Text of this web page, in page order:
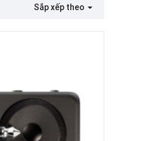
Sắp xếp theo